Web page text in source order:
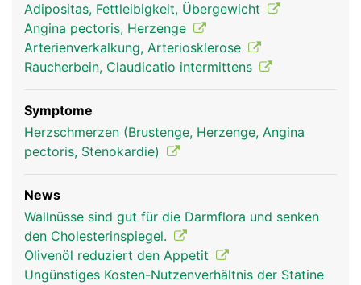
Adipositas, Fettleibigkeit, Übergewicht
Angina pectoris, Herzenge
Arterienverkalkung, Arteriosklerose
Raucherbein, Claudicatio intermittens
Symptome
Herzschmerzen (Brustenge, Herzenge, Angina
pectoris, Stenokardie)
News
Wallnüsse sind gut für die Darmflora und senken
den Cholesterinspiegel.
Olivenöl reduziert den Appetit
Ungünstiges Kosten-Nutzenverhältnis der Statine